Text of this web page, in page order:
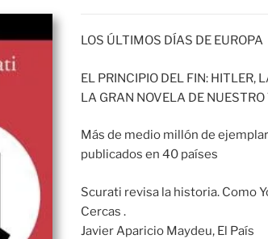
LOS ÚLTIMOS DÍAS DE EUROPA
EL PRINCIPIO DEL FIN: HITLER,
LA GRAN NOVELA DE
Más de medio millón de
publicados en 40 países
Scurati revisa la historia. Como
Cercas .
Javier Aparicio Maydeu, El País